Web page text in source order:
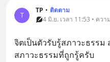
T
TP • ติดตาม
4 มิ.ย. เวลา 11:53 • คว
จิตเป็นตัวรับรู้สภาวะธรรม
สภาวะธรรมที่ถูกรู้ครับ